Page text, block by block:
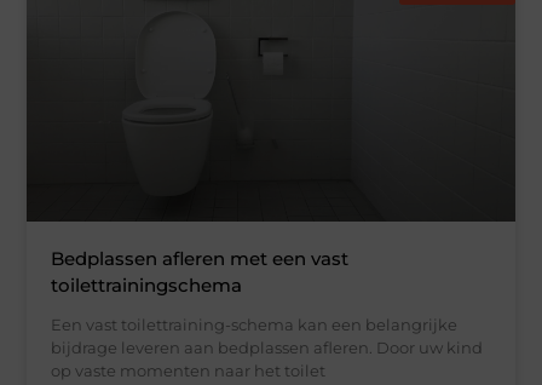
Bedplassen afleren met een vast
toilettrainingschema
Een vast toilettraining-schema kan een belangrijke
bijdrage leveren aan bedplassen afleren. Door uw kind
op vaste momenten naar het toilet